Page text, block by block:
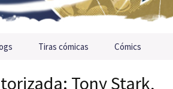
Tiras cómicas Cómics
Tony Stark,